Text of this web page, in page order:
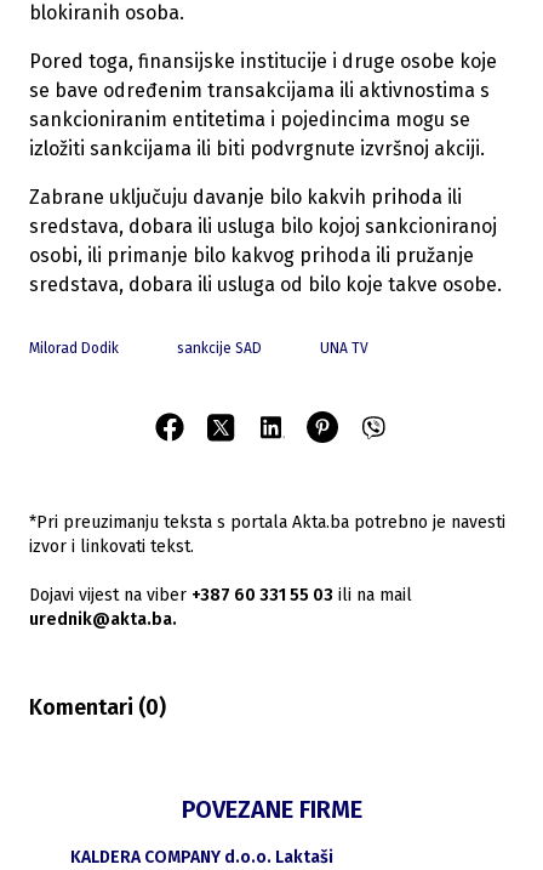
blokiranih osoba.
Pored toga, finansijske institucije i druge osobe koje
se bave određenim transakcijama ili aktivnostima s
sankcioniranim entitetima i pojedincima mogu se
izložiti sankcijama ili biti podvrgnute izvršnoj akciji.
Zabrane uključuju davanje bilo kakvih prihoda ili
sredstava, dobara ili usluga bilo kojoj sankcioniranoj
osobi, ili primanje bilo kakvog prihoda ili pružanje
sredstava, dobara ili usluga od bilo koje takve osobe.
Milorad Dodik sankcije SAD UNA TV
*Pri preuzimanju teksta s portala Akta.ba potrebno je navesti
izvor i linkovati tekst.
Dojavi vijest na viber +387 60 331 55 03 ili na mail
urednik@akta.ba.
Komentari (0)
POVEZANE FIRME
KALDERA COMPANY d.o.o. Laktaši